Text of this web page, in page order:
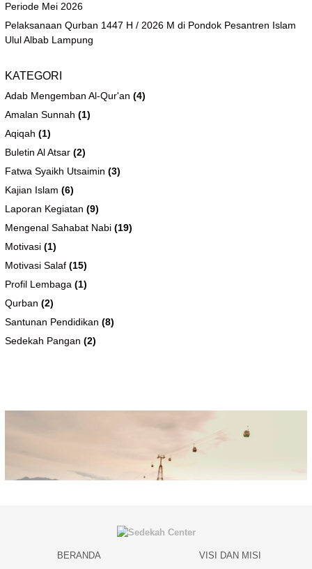
Periode Mei 2026
Pelaksanaan Qurban 1447 H / 2026 M di Pondok Pesantren Islam
Ulul Albab Lampung
KATEGORI
Adab Mengemban Al-Qur'an (4)
Amalan Sunnah (1)
Aqiqah (1)
Buletin Al Atsar (2)
Fatwa Syaikh Utsaimin (3)
Kajian Islam (6)
Laporan Kegiatan (9)
Mengenal Sahabat Nabi (19)
Motivasi (1)
Motivasi Salaf (15)
Profil Lembaga (1)
Qurban (2)
Santunan Pendidikan (8)
Sedekah Pangan (2)
BERANDA VISI DAN MISI